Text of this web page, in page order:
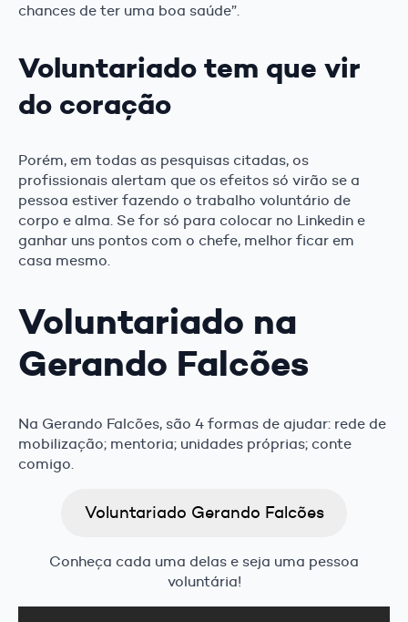
chances de ter uma boa saúde”.
Voluntariado tem que vir
do coração
Porém, em todas as pesquisas citadas, os
profissionais alertam que os efeitos só virão se a
pessoa estiver fazendo o trabalho voluntário de
corpo e alma. Se for só para colocar no Linkedin e
ganhar uns pontos com o chefe, melhor ficar em
casa mesmo.
Voluntariado na
Gerando Falcões
Na Gerando Falcões, são 4 formas de ajudar: rede de
mobilização; mentoria; unidades próprias; conte
comigo.
Voluntariado Gerando Falcões
Conheça cada uma delas e seja uma pessoa
voluntária!